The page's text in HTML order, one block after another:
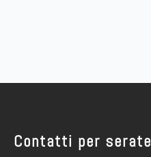
Contatti per serate